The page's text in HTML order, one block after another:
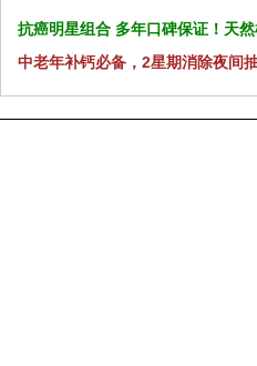
抗癌明星组合 多年口碑保证！天
中老年补钙必备，2星期消除夜间